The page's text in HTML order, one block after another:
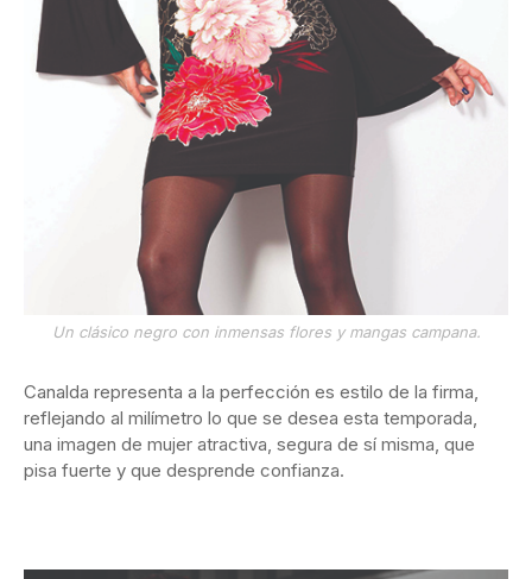
Un clásico negro con inmensas flores y mangas campana.
Canalda representa a la perfección es estilo de la firma,
reflejando al milímetro lo que se desea esta temporada,
una imagen de mujer atractiva, segura de sí misma, que
pisa fuerte y que desprende confianza.